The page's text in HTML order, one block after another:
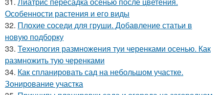
Особенности растения и его виды
32. Плохие соседи для груши. Добавление статьи в
новую подборку
33. Технология размножения туи черенками осенью. Как
размножить тую черенками
34. Как спланировать сад на небольшом участке.
Зонирование участка